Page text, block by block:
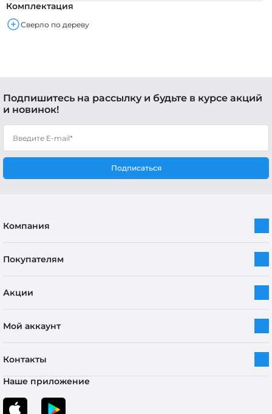
Комплектация
Сверло по дереву
Подпишитесь на рассылку и будьте в курсе акций
и новинок!
Подписаться
Компания
Покупателям
Акции
Мой аккаунт
Контакты
Наше приложение